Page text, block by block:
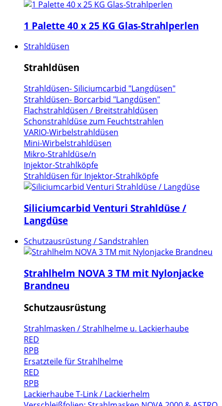
1 Palette 40 x 25 KG Glas-Strahlperlen
Strahldüsen
Strahldüsen
Strahldüsen- Siliciumcarbid "Langdüsen"
Strahldüsen- Borcarbid "Langdüsen"
Flachstrahldüsen / Breitstrahldüsen
Schonstrahldüse zum Feuchtstrahlen
VARIO-Wirbelstrahldüsen
Mini-Wirbelstrahldüsen
Mikro-Strahldüse/n
Injektor-Strahlköpfe
Strahldüsen für Injektor-Strahlköpfe
Siliciumcarbid Venturi Strahldüse /
Langdüse
Schutzausrüstung / Sandstrahlen
Strahlhelm NOVA 3 TM mit Nylonjacke
Brandneu
Schutzausrüstung
Strahlmasken / Strahlhelme u. Lackierhaube
RED
RPB
Ersatzteile für Strahlhelme
RED
RPB
Lackierhaube T-Link / Lackierhelm